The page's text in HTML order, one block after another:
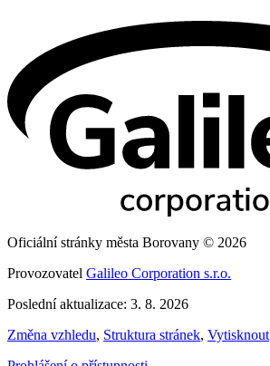
Oficiální stránky města Borovany © 2026
Provozovatel Galileo Corporation s.r.o.
Poslední aktualizace: 3. 8. 2026
Změna vzhledu, Struktura stránek, Vytisknout